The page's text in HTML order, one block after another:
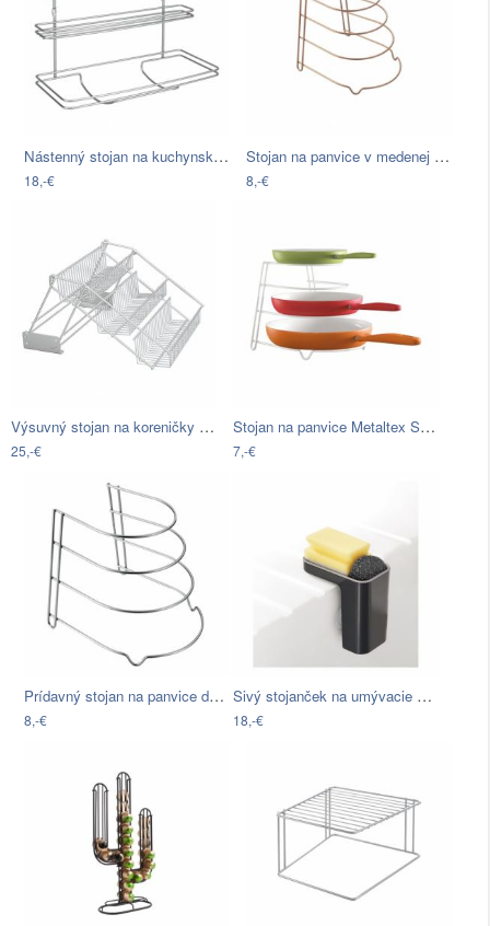
Nástenný stojan na kuchynské utierky…
18,-€
Stojan na panvice v medenej farbe…
8,-€
Výsuvný stojan na koreničky Metaltex Up…
25,-€
Stojan na panvice Metaltex Sierra
7,-€
Prídavný stojan na panvice do…
8,-€
Sivý stojanček na umývacie prostriedky…
18,-€